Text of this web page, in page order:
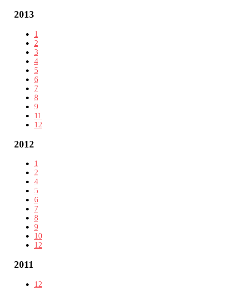
2013
1
2
3
4
5
6
7
8
9
11
12
2012
1
2
4
5
6
7
8
9
10
12
2011
12